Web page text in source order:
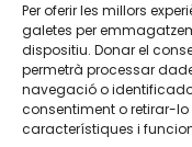
Per oferir les millors
galetes per
dispositiu. Donar el
permetrà processar
navegació o
consentiment o retirar-
característiques i
TW YTB IG
Legal Notice